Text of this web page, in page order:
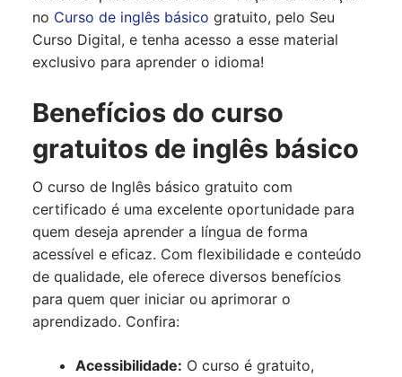
no Curso de inglês básico gratuito, pelo Seu
Curso Digital, e tenha acesso a esse material
exclusivo para aprender o idioma!
Benefícios do curso
gratuitos de inglês básico
O curso de Inglês básico gratuito com
certificado é uma excelente oportunidade para
quem deseja aprender a língua de forma
acessível e eficaz. Com flexibilidade e conteúdo
de qualidade, ele oferece diversos benefícios
para quem quer iniciar ou aprimorar o
aprendizado. Confira:
Acessibilidade: O curso é gratuito,